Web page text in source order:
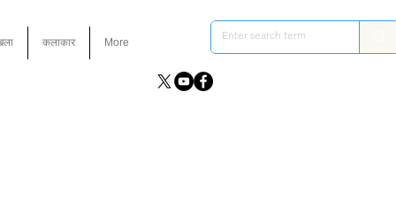
कलाकार More